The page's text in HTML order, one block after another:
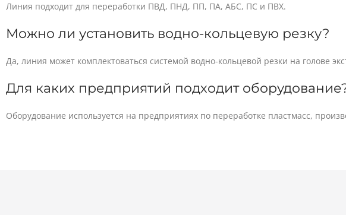
Линия подходит для переработки ПВД, ПНД, ПП, ПА, АБС, ПС и ПВХ.
Можно ли установить водно-кольцевую резку?
Да, линия может комплектоваться системой водно-кольцевой резки на голове
Для каких предприятий подходит
Оборудование используется на предприятиях по переработке пластмасс,